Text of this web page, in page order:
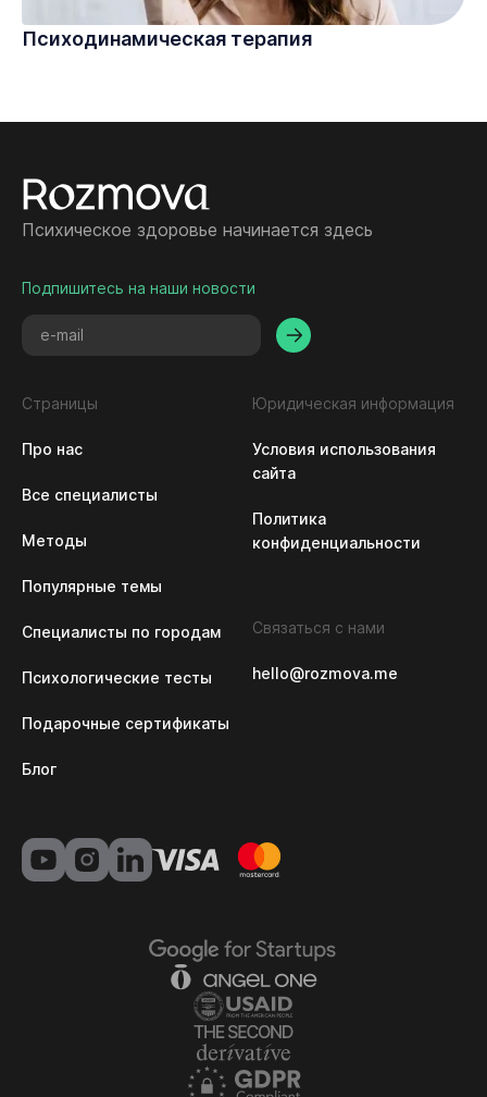
Психодинамическая терапия
Психическое здоровье начинается здесь
Подпишитесь на наши новости
Страницы
Про нас
Все специалисты
Методы
Популярные темы
Специалисты по городам
Психологические тесты
Подарочные сертификаты
Блог
Юридическая информация
Условия использования
сайта
Политика
конфиденциальности
Связаться с нами
hello@rozmova.me